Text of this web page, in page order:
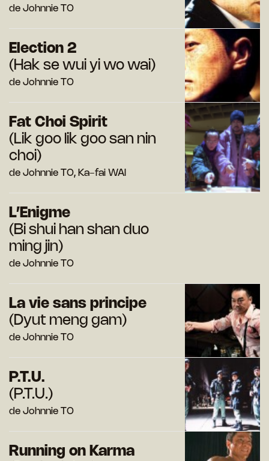
de Johnnie TO
Election 2
(Hak se wui yi wo wai)
de Johnnie TO
Fat Choi Spirit
(Lik goo lik goo san nin
choi)
de Johnnie TO, Ka-fai WAI
L’Enigme
(Bi shui han shan duo
ming jin)
de Johnnie TO
La vie sans principe
(Dyut meng gam)
de Johnnie TO
P.T.U.
(P.T.U.)
de Johnnie TO
Running on Karma